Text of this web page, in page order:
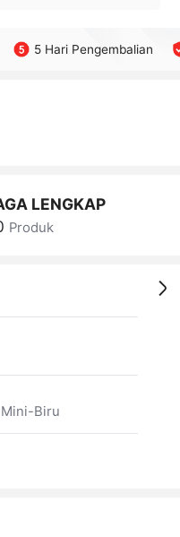
5 Hari Pengembalian
LENGKAP
Produk
Biru